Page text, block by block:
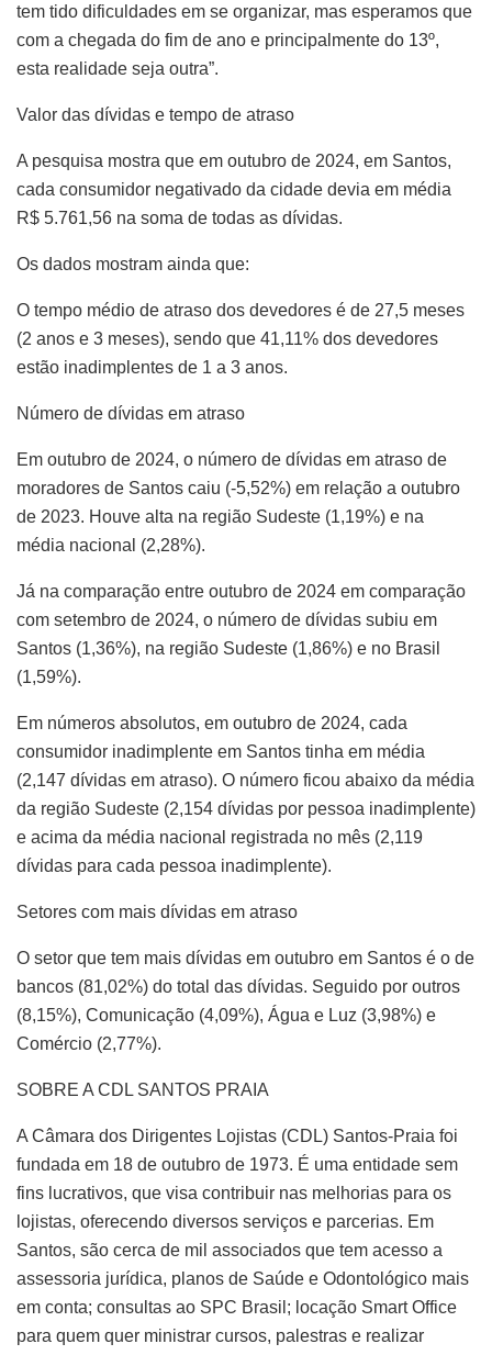
tem tido dificuldades em se organizar, mas esperamos que
com a chegada do fim de ano e principalmente do 13º,
esta realidade seja outra”.
Valor das dívidas e tempo de atraso
A pesquisa mostra que em outubro de 2024, em Santos,
cada consumidor negativado da cidade devia em média
R$ 5.761,56 na soma de todas as dívidas.
Os dados mostram ainda que:
O tempo médio de atraso dos devedores é de 27,5 meses
(2 anos e 3 meses), sendo que 41,11% dos devedores
estão inadimplentes de 1 a 3 anos.
Número de dívidas em atraso
Em outubro de 2024, o número de dívidas em atraso de
moradores de Santos caiu (-5,52%) em relação a outubro
de 2023. Houve alta na região Sudeste (1,19%) e na
média nacional (2,28%).
Já na comparação entre outubro de 2024 em comparação
com setembro de 2024, o número de dívidas subiu em
Santos (1,36%), na região Sudeste (1,86%) e no Brasil
(1,59%).
Em números absolutos, em outubro de 2024, cada
consumidor inadimplente em Santos tinha em média
(2,147 dívidas em atraso). O número ficou abaixo da média
da região Sudeste (2,154 dívidas por pessoa inadimplente)
e acima da média nacional registrada no mês (2,119
dívidas para cada pessoa inadimplente).
Setores com mais dívidas em atraso
O setor que tem mais dívidas em outubro em Santos é o de
bancos (81,02%) do total das dívidas. Seguido por outros
(8,15%), Comunicação (4,09%), Água e Luz (3,98%) e
Comércio (2,77%).
SOBRE A CDL SANTOS PRAIA
A Câmara dos Dirigentes Lojistas (CDL) Santos-Praia foi
fundada em 18 de outubro de 1973. É uma entidade sem
fins lucrativos, que visa contribuir nas melhorias para os
lojistas, oferecendo diversos serviços e parcerias. Em
Santos, são cerca de mil associados que tem acesso a
assessoria jurídica, planos de Saúde e Odontológico mais
em conta; consultas ao SPC Brasil; locação Smart Office
para quem quer ministrar cursos, palestras e realizar